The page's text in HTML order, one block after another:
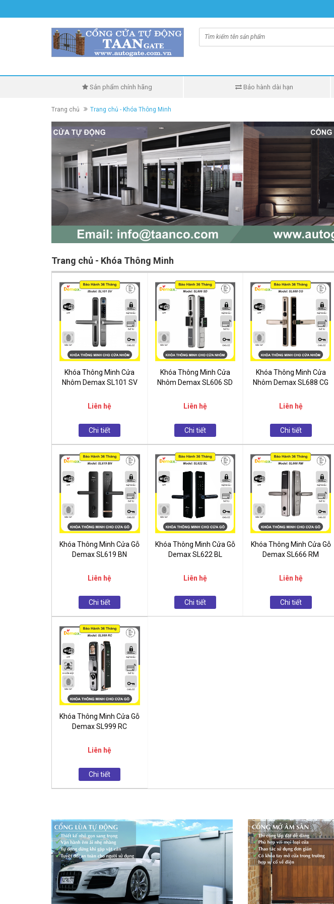
Sản phẩm chính hãng Bảo hành dài hạn
Trang chủ Trang chủ - Khóa Thông Minh
Trang chủ - Khóa Thông Minh
Khóa Thông Minh Cửa
Nhôm Demax SL101 SV
Liên hệ
Chi tiết
Khóa Thông Minh Cửa
Nhôm Demax SL606 SD
Liên hệ
Chi tiết
Khóa Thông Minh Cửa
Nhôm Demax SL688 CG
Liên hệ
Chi tiết
Khóa Thông Minh Cửa Gỗ
Demax SL619 BN
Liên hệ
Chi tiết
Khóa Thông Minh Cửa Gỗ
Demax SL622 BL
Liên hệ
Chi tiết
Khóa Thông Minh Cửa Gỗ
Demax SL666 RM
Liên hệ
Chi tiết
Khóa Thông Minh Cửa Gỗ
Demax SL999 RC
Liên hệ
Chi tiết